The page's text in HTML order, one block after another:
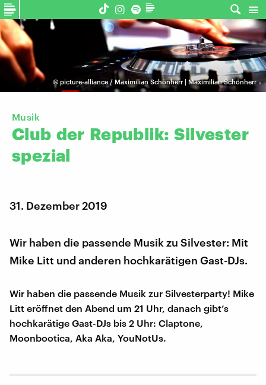
© picture-alliance / Maximilian Schönherr | Maximilian Schönherr
Musik
Club der Republik: Silvester
spezial
31. Dezember 2019
Wir haben die passende Musik zu Silvester: Mit
Mike Litt und anderen hochkarätigen Gast-DJs.
Wir haben die passende Musik zur Silvesterparty! Mike
Litt eröffnet den Abend um 21 Uhr, danach gibt’s
hochkarätige Gast-DJs bis 2 Uhr: Claptone,
Moonbootica, Aka Aka, YouNotUs.